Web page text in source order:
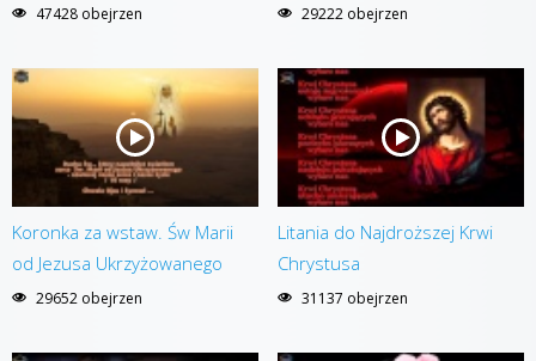
47428 obejrzen 29222 obejrzen
Koronka za wstaw. Św Marii
od Jezusa Ukrzyżowanego
29652 obejrzen
Litania do Najdroższej Krwi
Chrystusa
31137 obejrzen